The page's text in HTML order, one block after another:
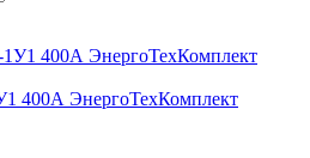
400А ЭнергоТехКомплект